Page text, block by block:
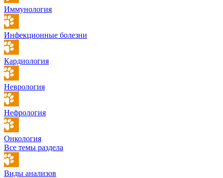
Иммунология
Инфекционные болезни
Кардиология
Неврология
Нефрология
Онкология
Все темы раздела
Виды анализов